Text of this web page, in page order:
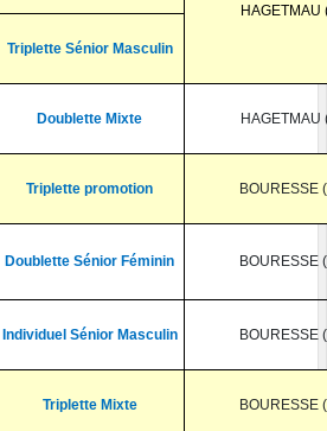
HAGETMAU
Triplette Sénior Masculin
Doublette Mixte HAGETMAU
Triplette promotion BOURESSE
Doublette Sénior Féminin BOURESSE
Individuel Sénior Masculin BOURESSE
Triplette Mixte BOURESSE